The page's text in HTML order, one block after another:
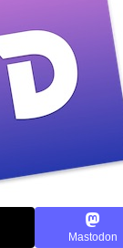
Mastodon